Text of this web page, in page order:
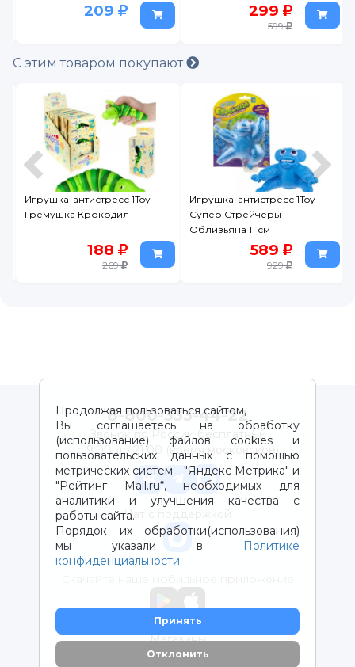
209 299
599
С этим товаром покупают
Игрушка-антистресс 1Toy
Гремушка Крокодил
188
269
Игрушка-антистресс 1Toy
Супер Стрейчеры
Облизьяна 11 см
589
929
Продолжая пользоваться сайтом,
Вы соглашаетесь на обработку
(использование) файлов cookies и
пользовательских данных с помощью
метрических систем - "Яндекс Метрика" и
"Рейтинг Mail.ru“, необходимых для
аналитики и улучшения качества с
работы сайта.
Порядок их обработки(использования)
мы указали в
Политике
конфиденциальности.
Принять
Отклонить
8-800-333-44-22
Звонок по России бесплатный
с 9:00 до 21:00 (время московское)
Чат с поддержкой
Магазины